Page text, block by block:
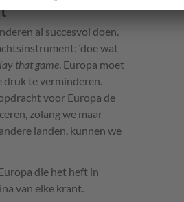
al succesvol doen.
‘doe wat
that game. Europa moet
druk te verminderen.
voor Europa de
zolang we maar
landen, kunnen we
die het heft in
van elke krant.